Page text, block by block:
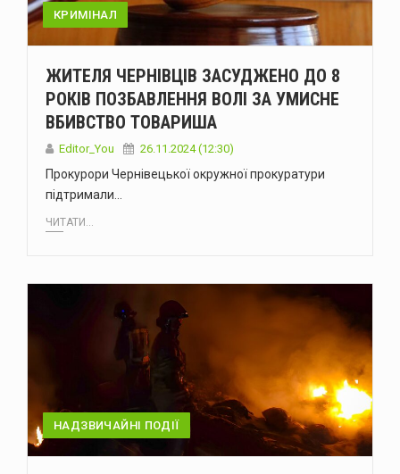
КРИМІНАЛ
ЖИТЕЛЯ ЧЕРНІВЦІВ ЗАСУДЖЕНО ДО 8
РОКІВ ПОЗБАВЛЕННЯ ВОЛІ ЗА УМИСНЕ
ВБИВСТВО ТОВАРИША
Editor_You 26.11.2024 (12:30)
Прокурори Чернівецької окружної прокуратури
підтримали…
ЧИТАТИ...
НАДЗВИЧАЙНІ ПОДІЇ